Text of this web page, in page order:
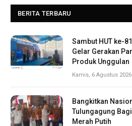
BERITA TERBARU
Sambut HUT ke-
Gelar Gerakan
Produk Unggulan
Kamis, 6 Agustus 2026
Bangkitkan
Tulungagung
Merah Putih